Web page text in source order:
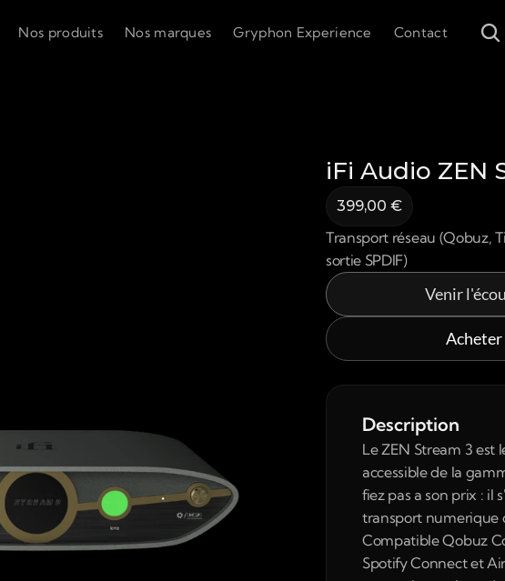
iFi Audio ZEN
399,00 €
Transport réseau (Qobuz,
sortie SPDIF)
Venir
Description
Le ZEN Stream 3 est
accessible de la
fiez pas a son prix : il
transport numerique
Compatible Qobuz
Spotify Connect et
Nos produits Nos marques Gryphon Experience Contact